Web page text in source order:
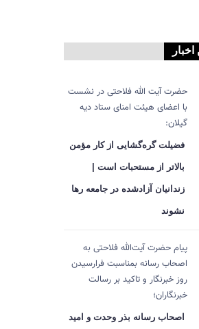
حضرت آیت الله فلاحتی در نشست
با اعضای هیئت امنای ستاد دیه
گیلان:
فضیلت گره‌گشایی از کار مؤمن
بالاتر از مستحبات است |
زندانیان آزادشده در جامعه رها
نشوند
پیام حضرت آیت‌الله فلاحتی به
اصحاب رسانه بمناسبت فرارسیدن
روز خبرنگار و تاکید بر رسالت
خبرنگاران؛
اصحاب رسانه بذر وحدت و امید